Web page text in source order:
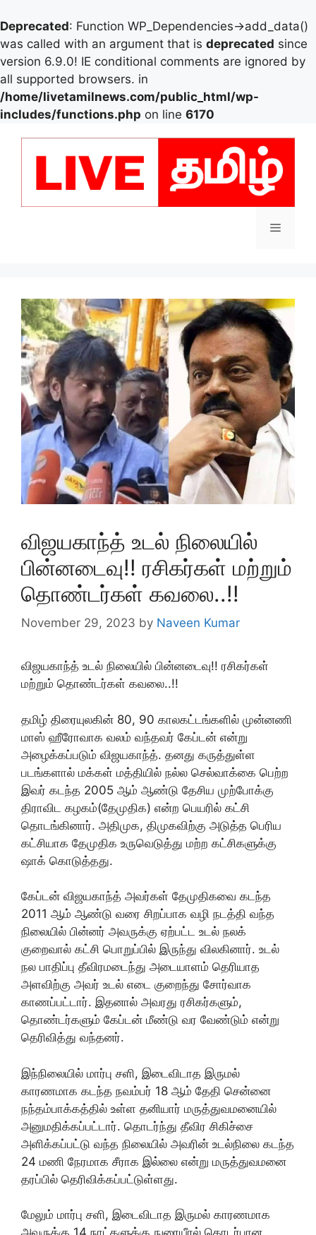
Deprecated: Function WP_Dependencies->add_data()
was called with an argument that is deprecated since
version 6.9.0! IE conditional comments are ignored by
all supported browsers. in
/home/livetamilnews.com/public_html/wp-
includes/functions.php on line 6170
Menu
விஜயகாந்த் உடல் நிலையில்
பின்னடைவு!! ரசிகர்கள் மற்றும்
தொண்டர்கள் கவலை..!!
November 29, 2023 by Naveen Kumar
விஜயகாந்த் உடல் நிலையில் பின்னடைவு!! ரசிகர்கள்
மற்றும் தொண்டர்கள் கவலை..!!
தமிழ் திரையுலகின் 80, 90 காலகட்டங்களில் முன்னணி
மாஸ் ஹீரோவாக வலம் வந்தவர் கேப்டன் என்று
அழைக்கப்படும் விஜயகாந்த். தனது கருத்துள்ள
படங்களால் மக்கள் மத்தியில் நல்ல செல்வாக்கை பெற்ற
இவர் கடந்த 2005 ஆம் ஆண்டு தேசிய முற்போக்கு
திராவிட கழகம்(தேமுதிக) என்ற பெயரில் கட்சி
தொடங்கினார். அதிமுக, திமுகவிற்கு அடுத்த பெரிய
கட்சியாக தேமுதிக உருவெடுத்து மற்ற கட்சிகளுக்கு
ஷாக் கொடுத்தது.
கேப்டன் விஜயகாந்த் அவர்கள் தேமுதிகவை கடந்த
2011 ஆம் ஆண்டு வரை சிறப்பாக வழி நடத்தி வந்த
நிலையில் பின்னர் அவருக்கு ஏற்பட்ட உடல் நலக்
குறைவால் கட்சி பொறுப்பில் இருந்து விலகினார். உடல்
நல பாதிப்பு தீவிரமடைந்து அடையாளம் தெரியாத
அளவிற்கு அவர் உடல் எடை குறைந்து சோர்வாக
காணப்பட்டார். இதனால் அவரது ரசிகர்களும்,
தொண்டர்களும் கேப்டன் மீண்டு வர வேண்டும் என்று
தெரிவித்து வந்தனர்.
இந்நிலையில் மார்பு சளி, இடைவிடாத இருமல்
காரணமாக கடந்த நவம்பர் 18 ஆம் தேதி சென்னை
நந்தம்பாக்கத்தில் உள்ள தனியார் மருத்துவமனையில்
அனுமதிக்கப்பட்டார். தொடர்ந்து தீவிர சிகிச்சை
அளிக்கப்பட்டு வந்த நிலையில் அவரின் உடல்நிலை கடந்த
24 மணி நேரமாக சீராக இல்லை என்று மருத்துவமனை
தரப்பில் தெரிவிக்கப்பட்டுள்ளது.
மேலும் மார்பு சளி, இடைவிடாத இருமல் காரணமாக